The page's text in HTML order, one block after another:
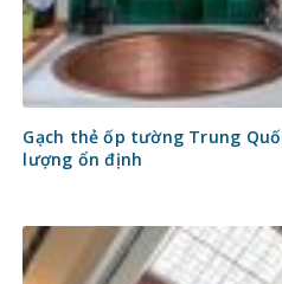
Gạch thẻ ốp tường Trung
lượng ổn định